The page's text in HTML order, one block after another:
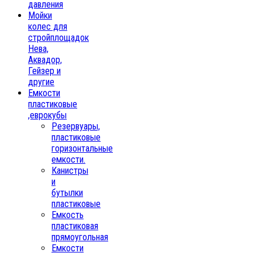
давления
Мойки
колес для
стройплощадок
Нева,
Аквадор,
Гейзер и
другие
Емкости
пластиковые
,еврокубы
Резервуары,
пластиковые
горизонтальные
емкости.
Канистры
и
бутылки
пластиковые
Емкость
пластиковая
прямоугольная
Емкости